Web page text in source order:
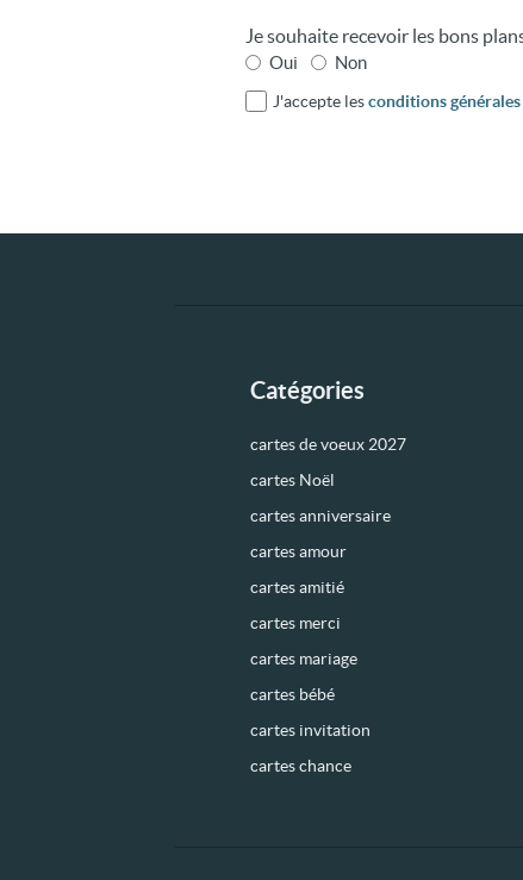
Je souhaite recevoir les bons
Oui Non
J'accepte lesconditions
Catégories
cartes de voeux 2027
cartes Noël
cartes anniversaire
cartes amour
cartes amitié
cartes merci
cartes mariage
cartes bébé
cartes invitation
cartes chance